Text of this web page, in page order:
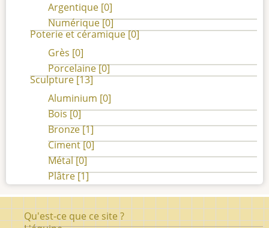
Argentique [0]
Numérique[0]
Poterie et céramique[0]
Grès [0]
Porcelaine[0]
Sculpture[13]
Aluminium [0]
Bois[0]
Bronze[1]
Ciment[0]
Métal[0]
Plâtre[1]
PiedQu'est-ce que ce site ?